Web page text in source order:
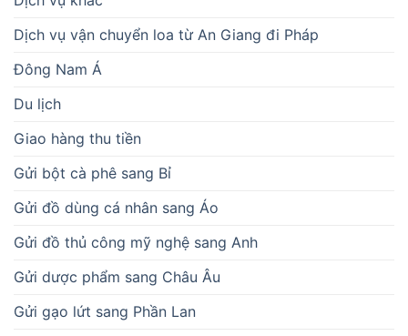
Dịch vụ vận chuyển loa từ An Giang đi Pháp
Đông Nam Á
Du lịch
Giao hàng thu tiền
Gửi bột cà phê sang Bỉ
Gửi đồ dùng cá nhân sang Áo
Gửi đồ thủ công mỹ nghệ sang Anh
Gửi dược phẩm sang Châu Âu
Gửi gạo lứt sang Phần Lan